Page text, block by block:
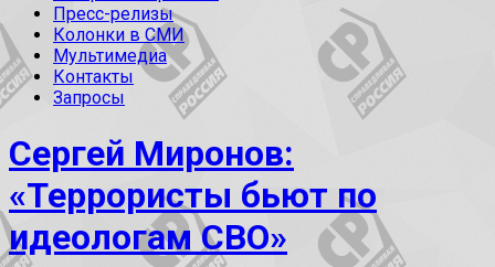
Пресс-релизы
Колонки в СМИ
Мультимедиа
Контакты
Запросы
Сергей Миронов:
«Террористы бьют по
идеологам СВО»